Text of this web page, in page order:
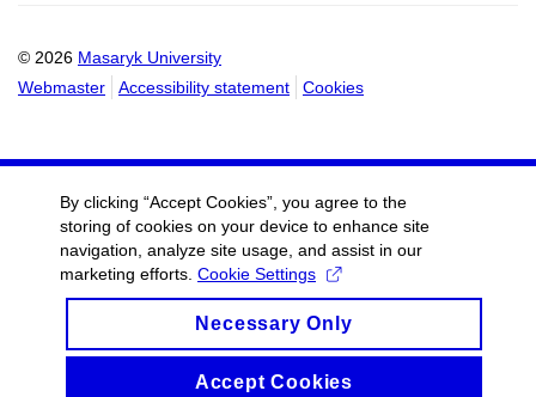
© 2026 Masaryk University
Webmaster
Accessibility statement Cookies
By clicking “Accept Cookies”, you agree to the
storing of cookies on your device to enhance site
navigation, analyze site usage, and assist in our
marketing efforts. Cookie Settings
Necessary Only
Accept Cookies